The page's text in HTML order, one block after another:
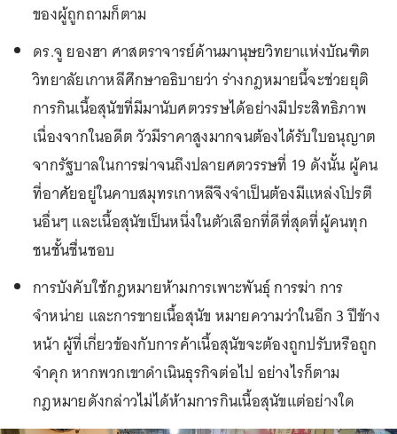
ของผู้ถูกถามก็ตาม
ดร.จู ยองฮา ศาสตราจารย์ด้านมานุษยวิทยาแห่งบัณฑิต
วิทยาลัยเกาหลีศึกษาอธิบายว่า ร่างกฎหมายนี้จะช่วยยุติ
การกินเนื้อสุนัขที่มีมานับศตวรรษได้อย่างมีประสิทธิภาพ
เนื่องจากในอดีต วัวมีราคาสูงมากจนต้องได้รับใบอนุญาต
จากรัฐบาลในการฆ่าจนถึงปลายศตวรรษที่ 19 ดังนั้น ผู้คน
ที่อาศัยอยู่ในคาบสมุทรเกาหลีจึงจำเป็นต้องมีแหล่งโปรตี
นอื่นๆ และเนื้อสุนัขเป็นหนึ่งในตัวเลือกที่ดีที่สุดที่ผู้คนทุก
ชนชั้นชื่นชอบ
การบังคับใช้กฎหมายห้ามการเพาะพันธุ์ การฆ่า การ
จำหน่าย และการขายเนื้อสุนัข หมายความว่าในอีก 3 ปีข้าง
หน้า ผู้ที่เกี่ยวข้องกับการค้าเนื้อสุนัขจะต้องถูกปรับหรือถูก
จำคุก หากพวกเขาดำเนินธุรกิจต่อไป อย่างไรก็ตาม
กฎหมายดังกล่าวไม่ได้ห้ามการกินเนื้อสุนัขแต่อย่างใด